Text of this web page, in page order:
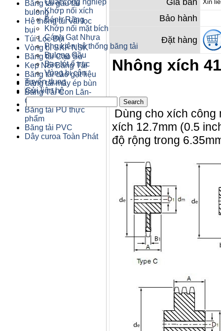
Quạt công nghiệp
Khớp nối xích
Bánh Răng
Khớp nối mặt bích
Cánh Gạt Nhựa
Phụ kiện hệ thống băng tải
Bulong Gầu
Bạc lót ổ trục
Vòng bi côn
Tuyển dụng
Gửi liên hệ
Băng tải gầu tải
bulong
Hệ thống túi vải lọc
bụi
Túi Lọc Bụi
Vòng bi SKF NSK
Băng tải Cao Su
Kẹp Nối Băng Tải
Băng tải cào gạt liệu
Băng tải máy ép bùn
Băng Tải Con Lăn-
Con Lăn
Băng tải PU thực
phẩm
Băng tải PVC
Dây curoa Toàn Phát
Xin
Bảo hành
Đặt hàng
Nhông xích
Dùng cho xích công
xích 12.7mm (0.5
độ rộng trong